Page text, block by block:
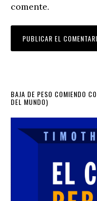
comente.
Primary
Sidebar
BAJA DE PESO COMIENDO
DEL MUNDO)